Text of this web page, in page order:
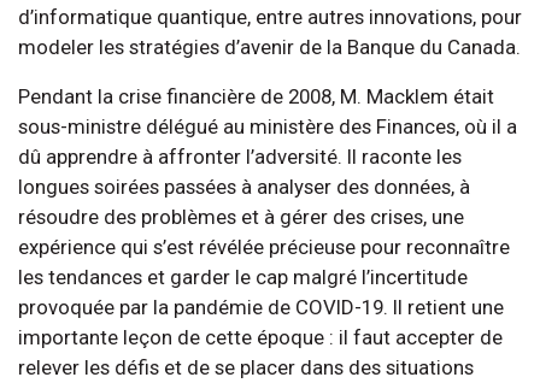
d’informatique quantique, entre autres innovations, pour
modeler les stratégies d’avenir de la Banque du Canada.
Pendant la crise financière de 2008, M. Macklem était
sous-ministre délégué au ministère des Finances, où il a
dû apprendre à affronter l’adversité. Il raconte les
longues soirées passées à analyser des données, à
résoudre des problèmes et à gérer des crises, une
expérience qui s’est révélée précieuse pour reconnaître
les tendances et garder le cap malgré l’incertitude
provoquée par la pandémie de COVID-19. Il retient une
importante leçon de cette époque : il faut accepter de
relever les défis et de se placer dans des situations